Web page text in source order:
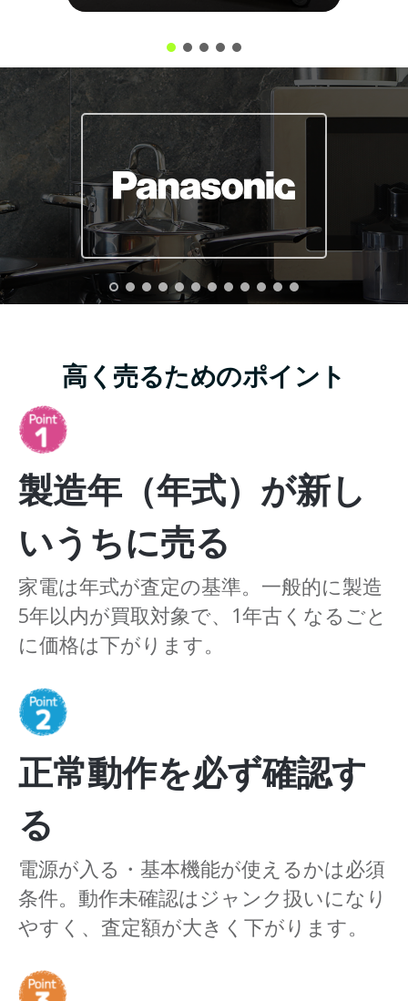
高く売るためのポイント
製造年（年式）が新し
いうちに売る
家電は年式が査定の基準。一般的に製造
5年以内が買取対象で、1年古くなるごと
に価格は下がります。
正常動作を必ず確認す
る
電源が入る・基本機能が使えるかは必須
条件。動作未確認はジャンク扱いになり
やすく、査定額が大きく下がります。